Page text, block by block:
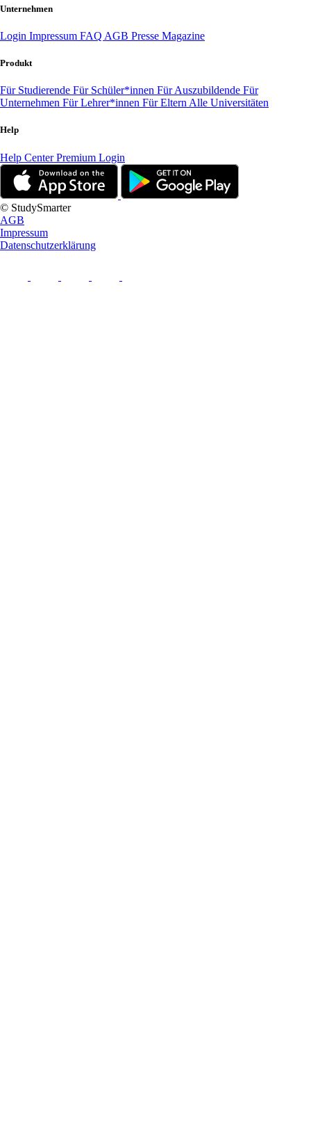
Unternehmen
Login Impressum FAQ AGB Presse Magazine
Produkt
Für Studierende Für Schüler*innen Für Auszubildende Für
Unternehmen Für Lehrer*innen Für Eltern Alle Universitäten
Help
Help CenterPremium Login
© StudySmarter
AGB
Impressum
Datenschutzerklärung